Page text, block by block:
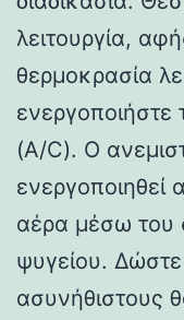
λειτουργία,
θερμοκρασία
ενεργοποιήστε
(A/C). Ο
ενεργοποιηθεί
αέρα μέσω του
ψυγείου.
ασυνήθιστους